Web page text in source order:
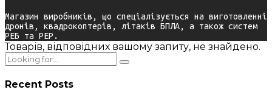
Магазин виробників, що спеціалізується на виготовленні
дронів, квадрокоптерів, літаків БПЛА, а також систем
РЕБ та РЕР.
Товарів, відповідних вашому запиту, не знайдено.
Recent Posts